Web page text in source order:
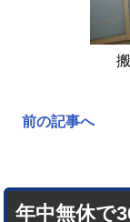
前の記事へ
年中無休で